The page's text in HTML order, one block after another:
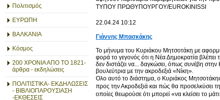
Πολιτισμός
ΕΥΡΩΠΗ
ΒΑΛΚΑΝΙΑ
Κόσμος
200 ΧΡΟΝΙΑ ΑΠΟ ΤΟ 1821-
άρθρα - εκδηλώσεις
ΠΟΛΙΤΙΣΤΙΚΑ- ΕΚΔΗΛΩΣΕΙΣ
- ΒΙΒΛΙΟΠΑΡΟΥΣΙΑΣΗ
-ΕΚΘΕΣΕΙΣ
ΤΥΠΟΥ ΠΡΩΘΥΠΟΥΡΓΟΥ/EUROKINISSI
22.04.24 10:12
Γιάννης Μπασκάκης
Το μήνυμα του Κυριάκου Μητσοτάκη με
φορά το γεγονός ότι η Νέα Δημοκρατία
δεν διστάζει να... δαγκώσει, όπως συνέβη
βουλεύτρια με την ακροδεξιά «Νίκη».
Oλο αυτό το διάστημα, ο Κυριάκος
προς την Ακροδεξιά και πώς θα προσελκύσει
οποίες θεωρούσε ότι μπορεί «να κλείσει το